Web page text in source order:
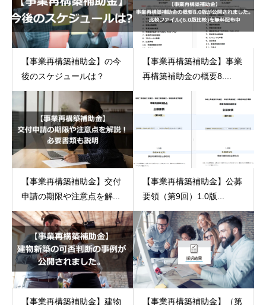
【事業再構築補助金】の今
後のスケジュールは？
【事業再構築補助金】事業
再構築補助金の概要8....
【事業再構築補助金】交付
申請の期限や注意点を解...
【事業再構築補助金】公募
要領（第9回）1.0版...
【事業再構築補助金】建物
【事業再構築補助金】（第